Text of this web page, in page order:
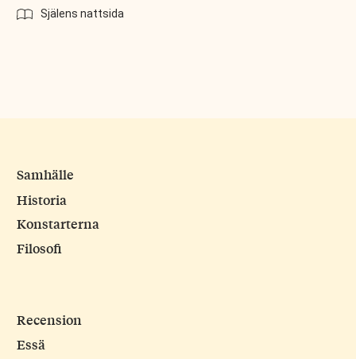
Själens nattsida
Samhälle
Historia
Konstarterna
Filosofi
Recension
Essä